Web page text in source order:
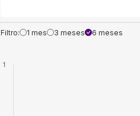
Filtro: 1 mes 3 meses 6 meses